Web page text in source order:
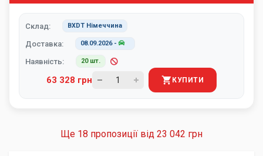
Склад: BXDT Німеччина
Доставка: 08.09.2026-
Наявність: 20 шт.
63 328 грн КУПИТИ
Ще 18 пропозиції від 23 042 грн